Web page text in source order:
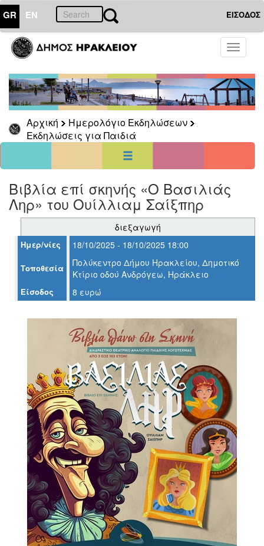
GR EN ΕΙΣΟΔΟΣ
Toggle
Αρχική
Ημερολόγιο Εκδηλώσεων
Εκδηλώσεις για Παιδιά
01Αύγουστος
2026
Κυρ Δευ Τρι Τετ Πεμ Παρ Σαβ
1
9
10 11 12 13 14
15
16
17 18 19 20 21
22
29
ΗΜΕΡΟΛΟΓΙΟ
ΕΚΔΗΛΩΣΕΩΝ
για
Παιδιά
ΤΟΠΟΣ
ΠΟΛΙΤΙΣΜΟΣ
ΑΝΘΕΚΤΙΚΗ
Βιβλία επί σκηνής «Ο Βασιλιάς
Ληρ» του Ουίλλιαμ Σαίξπηρ
διεξαγωγή
Ημερ/νίες 18/10/2025 - 18/10/2025 18:00
Τοποθεσία
Πολύκεντρο Δήμου Ηρακλείου, Δημοτικό
Κτίριο οδού Ανδρόγεω, Ηράκλειο
Είσοδος 8 ευρώ